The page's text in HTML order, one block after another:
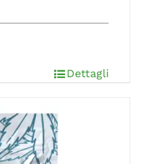
Dettagli